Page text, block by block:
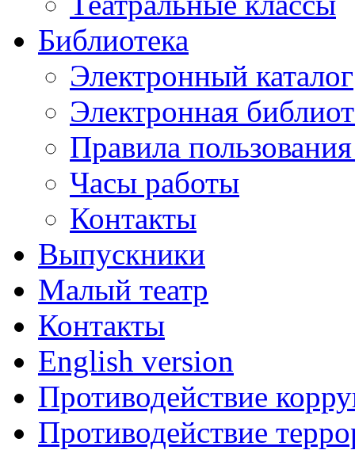
Библиотека
Электронный каталог
Электронная
Правила
Часы работы
Контакты
Выпускники
Малый театр
Контакты
English version
Противодействие
Противодействие